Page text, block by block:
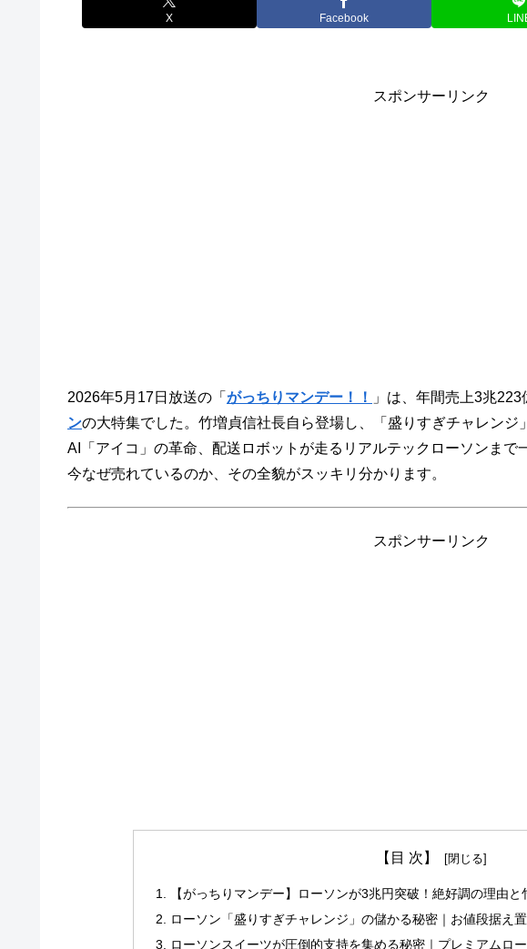
X Facebook
スポンサーリンク
2026年5月17日放送の「 がっちりマンデー！！ 」は、年間売上3兆
ンの大特集でした。竹増貞信社長自ら登場し、「盛りすぎチャレンジ
AI「アイコ」の革命、配送ロボットが走るリアルテックローソンま
今なぜ売れているのか、その全貌がスッキリ分かります。
スポンサーリンク
【目 次】
【がっちりマンデー】ローソンが3兆円突破！絶好調の理由
ローソン「盛りすぎチャレンジ」の儲かる秘密｜お値段据え
ローソンスイーツが圧倒的支持を集める秘密｜プレミアムロ